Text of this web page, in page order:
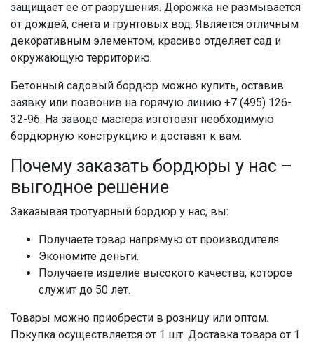
защищает ее от разрушения. Дорожка не размывается
от дождей, снега и грунтовых вод. Является отличным
декоративным элементом, красиво отделяет сад и
окружающую территорию.
Бетонный садовый бордюр можно купить, оставив
заявку или позвонив на горячую линию +7 (495) 126-
32-96. На заводе мастера изготовят необходимую
бордюрную конструкцию и доставят к вам.
Почему заказать бордюры у нас –
выгодное решение
Заказывая тротуарный бордюр у нас, вы:
Получаете товар напрямую от производителя.
Экономите деньги.
Получаете изделие высокого качества, которое
служит до 50 лет.
Товары можно приобрести в розницу или оптом.
Покупка осуществляется от 1 шт. Доставка товара от 1